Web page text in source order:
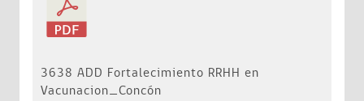
3638 ADD Fortalecimiento RRHH en
Vacunacion_Concón